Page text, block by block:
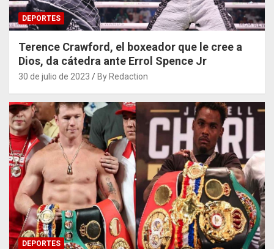
DEPORTES
Terence Crawford, el boxeador que le cree a
Dios, da cátedra ante Errol Spence Jr
30 de julio de 2023 By Redaction
DEPORTES